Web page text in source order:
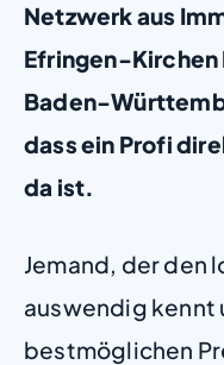
Netzwerk aus
Efringen-
Baden-
dass ein Profi
da ist.
Jemand, der den
auswendig kennt
bestmöglichen